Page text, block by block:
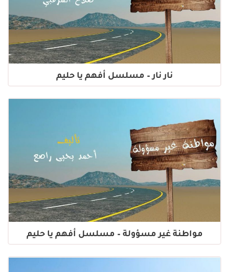
نار نار – مسلسل أفهم يا حليم
مواطنة غير مسؤولة – مسلسل أفهم يا حليم